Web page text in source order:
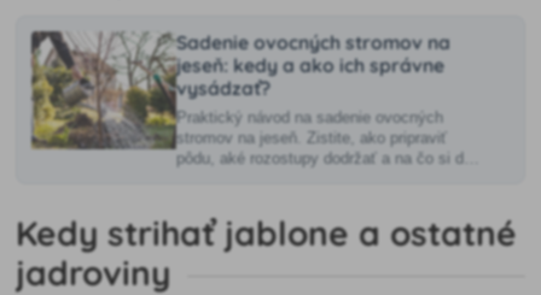
Sadenie ovocných stromov na
jeseň: kedy a ako ich správne
vysádzať?
Praktický návod na sadenie ovocných
stromov na jeseň. Zistite, ako pripraviť
pôdu, aké rozostupy dodržať a na čo si dať
Kedy strihať jablone a ostatné
jadroviny